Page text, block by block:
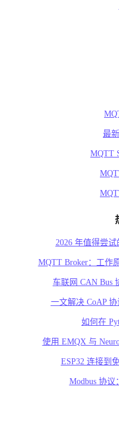
最
MQTT
2026 年值得尝
MQTT Broker：工作
车联网 CAN Bus
一文解决 CoAP
如何在
使用 EMQX 与
ESP32 连接到
Modbus 协